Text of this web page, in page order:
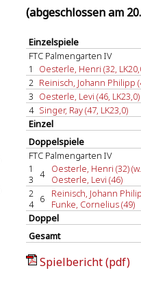
(abgeschlossen am
Einzelspiele
FTC Palmengarten IV
1
Oesterle, Henri (32,
2 Reinisch, Johann Philipp
3 Oesterle, Levi (46, LK23,0)
4 Singer, Ray (47, LK23,0)
Einzel
Doppelspiele
FTC Palmengarten IV
1
3 4 Oesterle, Henri (32)
Oesterle, Levi (46)
2
4 6
Reinisch, Johann
Funke, Cornelius (49)
Doppel
Gesamt
Spielbericht (pdf)